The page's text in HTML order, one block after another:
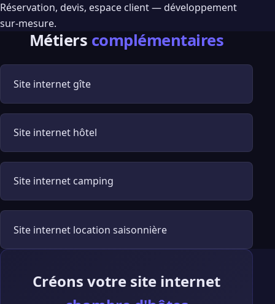
Réservation, devis, espace client — développement
sur-mesure.
Métiers complémentaires
Site internet gîte
Site internet hôtel
Site internet camping
Site internet location saisonnière
Créons votre site internet